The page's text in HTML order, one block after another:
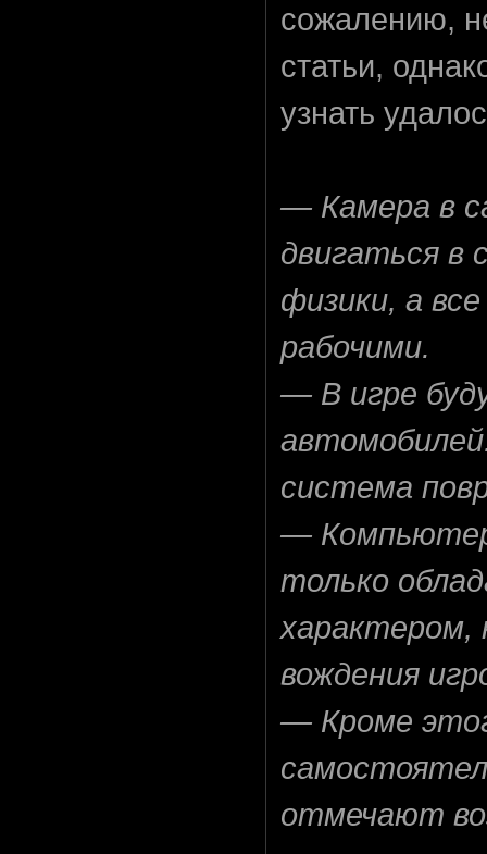
сожалению,
статьи,
узнать
— Камера в
двигаться в
физики, а
рабочими.
— В игре
система
—
только
характером,
вождения
— Кроме
отмечают